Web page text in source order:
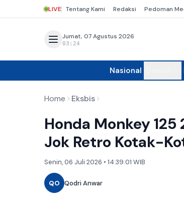
LIVE Tentang Kami Redaksi Pedoman
Jumat, 07 Agustus 2026
03:24
Nasional
Home Eksbis
Honda Monkey
Jok Retro Kotak-
Senin, 06 Juli 2026 • 14:39:01 WIB
QO Qodri Anwar